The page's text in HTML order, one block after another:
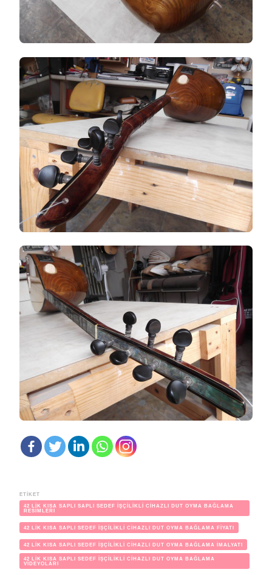
ETIKET
42 LİK KISA SAPLI SAPLI SEDEF İŞÇİLİKLİ CİHAZLI DUT OYMA BAĞLAMA
RESİMLERİ
42 LİK KISA SAPLI SEDEF İŞÇİLİKLİ CİHAZLI DUT OYMA BAĞLAMA FİYATI
42 LİK KISA SAPLI SEDEF İŞÇİLİKLİ CİHAZLI DUT OYMA BAĞLAMA İMALYATI
42 LİK KISA SAPLI SEDEF İŞÇİLİKLİ CİHAZLI DUT OYMA BAĞLAMA
VİDEYOLARI